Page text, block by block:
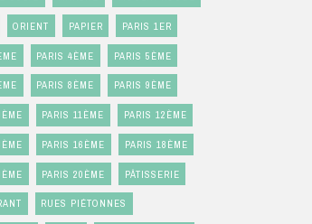
ORIENT PAPIER PARIS 1ER
PARIS 4ÈME PARIS 5ÈME
PARIS 8ÈME PARIS 9ÈME
PARIS 11ÈME PARIS 12ÈME
PARIS 16ÈME PARIS 18ÈME
PARIS 20ÈME PÂTISSERIE
RUES PIÉTONNES